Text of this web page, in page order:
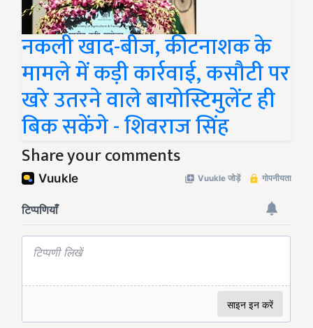
नकली खाद-बीज, कीटनाशक के
मामले में कड़ी कार्रवाई, कसौटी पर
खरे उतरने वाले बायोस्टिमुलेंट ही
बिक सकेंगे - शिवराज सिंह
Share your comments